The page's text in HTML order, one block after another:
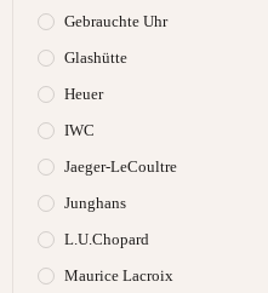
Gebrauchte Uhr
Glashütte
Heuer
IWC
Jaeger-LeCoultre
Junghans
L.U.Chopard
Maurice Lacroix